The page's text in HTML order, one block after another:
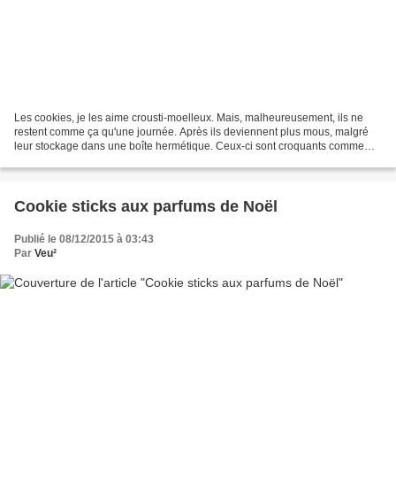
Les cookies, je les aime crousti-moelleux. Mais, malheureusement, ils ne
restent comme ça qu'une journée. Après ils deviennent plus mous, malgré
leur stockage dans une boîte hermétique. Ceux-ci sont croquants comme
Cookie sticks aux parfums de Noël
Publié le 08/12/2015 à 03:43
Par Veu²